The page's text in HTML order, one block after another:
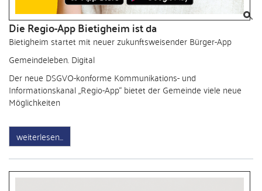
Die Regio-App Bietigheim ist da
Bietigheim startet mit neuer zukunftsweisender Bürger-App
Gemeindeleben. Digital
Der neue DSGVO-konforme Kommunikations- und
Informationskanal „Regio-App“ bietet der Gemeinde viele neue
Möglichkeiten
weiterlesen